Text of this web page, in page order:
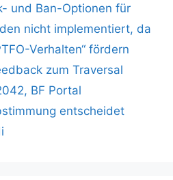
und Ban-Optionen für
nicht implementiert, da
Verhalten“ fördern
zum Traversal
BF Portal
entscheidet